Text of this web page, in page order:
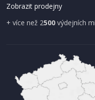
576 Kč
Zobrazit prodejny
+ více než 2500 výdejních